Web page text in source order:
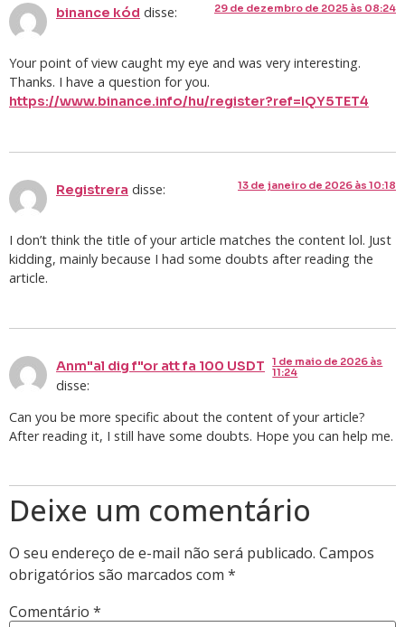
binance kód disse: 29 de dezembro de 2025 às 08:24
Your point of view caught my eye and was very interesting.
Thanks. I have a question for you.
https://www.binance.info/hu/register?ref=IQY5TET4
Registrera disse: 13 de janeiro de 2026 às 10:18
I don’t think the title of your article matches the content lol. Just
kidding, mainly because I had some doubts after reading the
article.
Anm"al dig f"or att fa 100 USDT
disse:
1 de maio de 2026 às
11:24
Can you be more specific about the content of your article?
After reading it, I still have some doubts. Hope you can help me.
Deixe um comentário
O seu endereço de e-mail não será publicado. Campos
obrigatórios são marcados com *
Comentário *